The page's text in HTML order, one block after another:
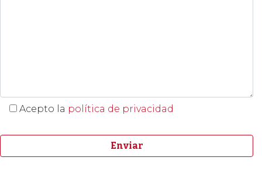
Acepto la política de privacidad